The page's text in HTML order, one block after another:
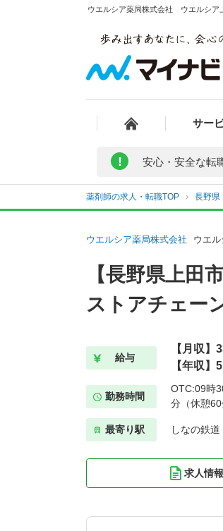
ウエルシア薬局株式会社 ウエルシア
サー
! 安心・安全な転
薬剤師の求人・転職TOP 長野県
ウエルシア薬局株式会社 ウエ
【長野県上田
ストアチェー
給与
【月収】
【年収】
勤務時間
OTC:09時
分（休憩60
最寄り駅 しなの鉄
求人情報